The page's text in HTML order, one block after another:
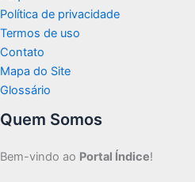
Política de privacidade
Termos de uso
Contato
Mapa do Site
Glossário
Quem Somos
Bem-vindo ao Portal Índice!